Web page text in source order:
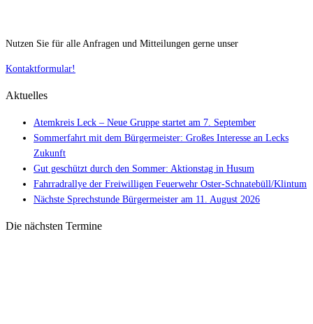
Nutzen Sie für alle Anfragen und Mitteilungen gerne unser
Kontaktformular!
Aktuelles
Atemkreis Leck – Neue Gruppe startet am 7. September
Sommerfahrt mit dem Bürgermeister: Großes Interesse an Lecks
Zukunft
Gut geschützt durch den Sommer: Aktionstag in Husum
Fahrradrallye der Freiwilligen Feuerwehr Oster-Schnatebüll/Klintum
Nächste Sprechstunde Bürgermeister am 11. August 2026
Die nächsten Termine